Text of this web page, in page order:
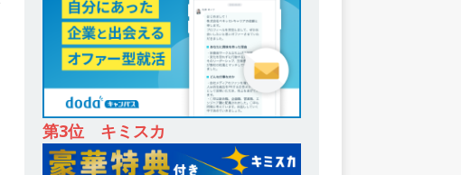
第3位 キミスカ